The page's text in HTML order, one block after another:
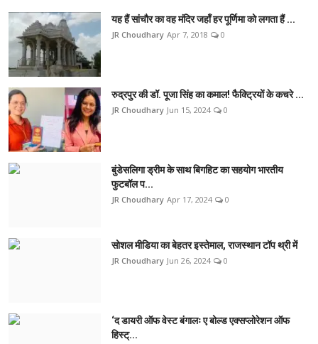
यह हैं सांचौर का वह मंदिर जहाँ हर पूर्णिमा को लगता हैं ...
JR Choudhary Apr 7, 2018 0
रुद्रपुर की डॉ. पूजा सिंह का कमाल! फैक्ट्रियों के कचरे ...
JR Choudhary Jun 15, 2024 0
बुंडेसलिगा ड्रीम के साथ बिगहिट का सहयोग भारतीय
फुटबॉल प...
JR Choudhary Apr 17, 2024 0
सोशल मीडिया का बेहतर इस्तेमाल, राजस्थान टॉप थ्री में
JR Choudhary Jun 26, 2024 0
‘द डायरी ऑफ वेस्ट बंगालः ए बोल्ड एक्सप्लोरेशन ऑफ
हिस्ट्...